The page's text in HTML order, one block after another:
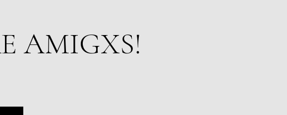
AMIGXS!